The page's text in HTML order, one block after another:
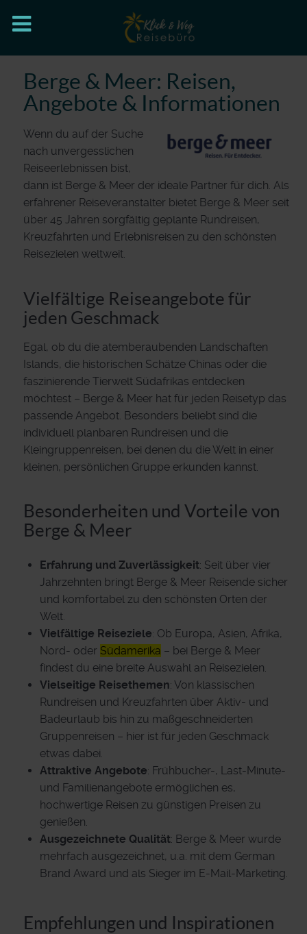
Berge & Meer: Reisen,
Angebote & Informationen
Wenn du auf der Suche
nach unvergesslichen
Reiseerlebnissen bist,
dann ist Berge & Meer der ideale Partner für dich. Als
erfahrener Reiseveranstalter bietet Berge & Meer seit
über 45 Jahren sorgfältig geplante Rundreisen,
Kreuzfahrten und Erlebnisreisen zu den schönsten
Reisezielen weltweit.
Vielfältige Reiseangebote für
jeden Geschmack
Egal, ob du die atemberaubenden Landschaften
Islands, die historischen Schätze Chinas oder die
faszinierende Tierwelt Südafrikas entdecken
möchtest – Berge & Meer hat für jeden Reisetyp das
passende Angebot. Besonders beliebt sind die
individuell planbaren Rundreisen und die
Kleingruppenreisen, bei denen du die Welt in einer
kleinen, persönlichen Gruppe erkunden kannst.
Besonderheiten und Vorteile von
Berge & Meer
Erfahrung und Zuverlässigkeit: Seit über vier
Jahrzehnten bringt Berge & Meer Reisende sicher
und komfortabel zu den schönsten Orten der
Welt.
Vielfältige Reiseziele: Ob Europa, Asien, Afrika,
Nord- oder Südamerika – bei Berge & Meer
findest du eine breite Auswahl an Reisezielen.
Vielseitige Reisethemen: Von klassischen
Rundreisen und Kreuzfahrten über Aktiv- und
Badeurlaub bis hin zu maßgeschneiderten
Gruppenreisen – hier ist für jeden Geschmack
etwas dabei.
Attraktive Angebote: Frühbucher-, Last-Minute-
und Familienangebote ermöglichen es,
hochwertige Reisen zu günstigen Preisen zu
genießen.
Ausgezeichnete Qualität: Berge & Meer wurde
mehrfach ausgezeichnet, u.a. mit dem German
Brand Award und als Sieger im E-Mail-Marketing.
Empfehlungen und Inspirationen